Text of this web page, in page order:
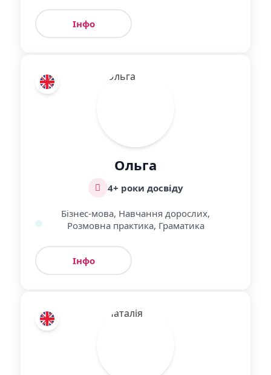
Інфо
Ольга
4+ роки досвіду
Бізнес-мова, Навчання дорослих,
Розмовна практика, Граматика
Інфо